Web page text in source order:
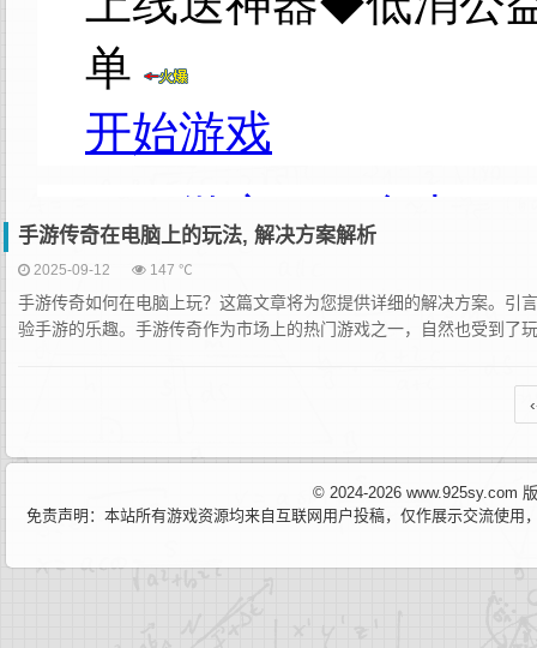
手游传奇在电脑上的玩法, 解决方案解析
2025-09-12 147 ℃
手游传奇如何在电脑上玩？这篇文章将为您提供详细的解决方案。引
验手游的乐趣。手游传奇作为市场上的热门游戏之一，自然也受到了
© 2024-2026 www.925sy.com
免责声明：本站所有游戏资源均来自互联网用户投稿，仅作展示交流使